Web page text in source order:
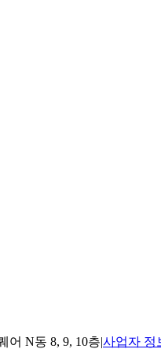
어 N동 8, 9, 10층|사업자 정